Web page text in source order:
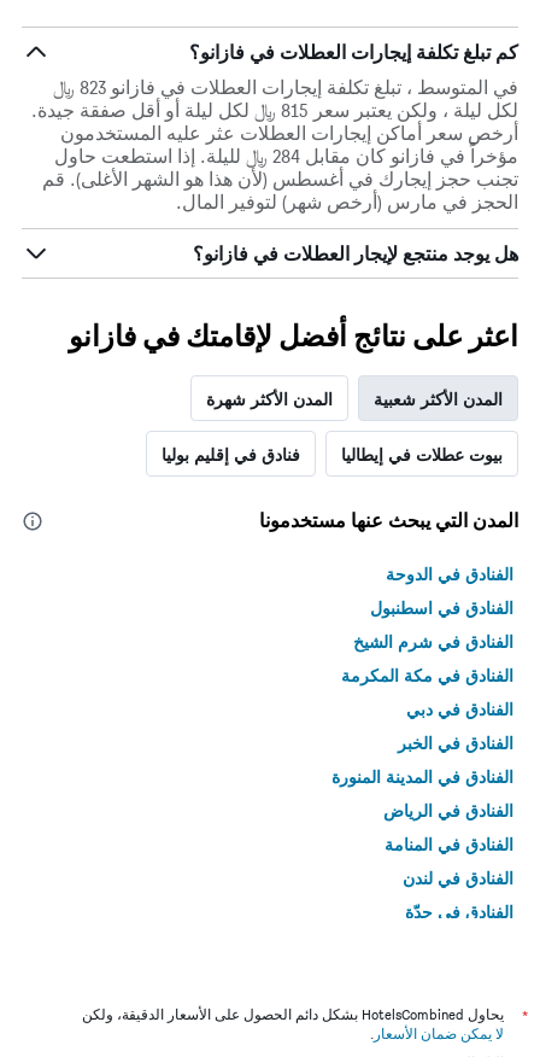
كم تبلغ تكلفة إيجارات العطلات في فازانو؟
في المتوسط ، تبلغ تكلفة إيجارات العطلات في فازانو 823 ﷼
لكل ليلة ، ولكن يعتبر سعر 815 ﷼ لكل ليلة أو أقل صفقة جيدة.
أرخص سعر أماكن إيجارات العطلات عثر عليه المستخدمون
مؤخراً في فازانو كان مقابل 284 ﷼ لليلة. إذا استطعت حاول
تجنب حجز إيجارك في أغسطس (لأن هذا هو الشهر الأغلى). قم
الحجز في مارس (أرخص شهر) لتوفير المال.
هل يوجد منتجع لإيجار العطلات في فازانو؟
اعثر على نتائج أفضل لإقامتك في فازانو
المدن الأكثر شعبية المدن الأكثر شهرة
بيوت عطلات في إيطاليا فنادق في إقليم بوليا
المدن التي يبحث عنها مستخدمونا
الفنادق في الدوحة
الفنادق في اسطنبول
الفنادق في شرم الشيخ
الفنادق في مكة المكرمة
الفنادق في دبي
الفنادق في الخبر
الفنادق في المدينة المنورة
الفنادق في الرياض
الفنادق في المنامة
الفنادق في لندن
الفنادق في جدّة
*
يحاول HotelsCombined بشكل دائم الحصول على الأسعار الدقيقة، ولكن
لا يمكن ضمان الأسعار .